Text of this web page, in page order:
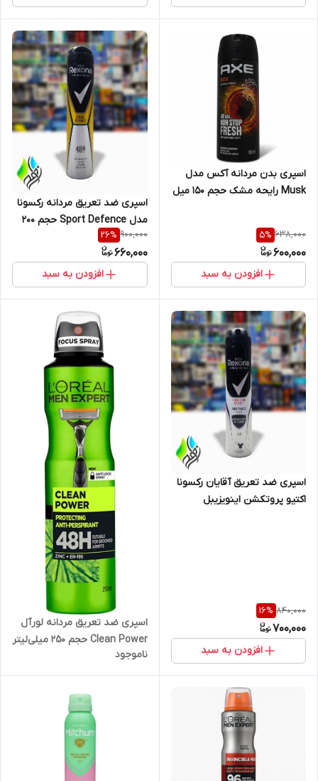
اسپری بدن مردانه آکس مدل
Musk رایحه مشک حجم ۱۵۰ میل
638,000
5%
600,000
افزودن به سبد
اسپری ضد تعریق مردانه رکسونا
مدل Sport Defence حجم 200
900,000
26%
660,000
افزودن به سبد
اسپری ضد تعریق آقایان رکسونا
اکتیو پروتکشن اینویزیبل
840,000
16%
700,000
افزودن به سبد
اسپری ضد تعریق مردانه لورآل
Clean Power حجم 250 میلی‌لیتر
ناموجود